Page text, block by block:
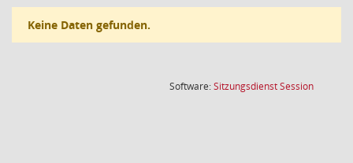
Keine Daten gefunden.
Software:SitzungsdienstSession(Wird in